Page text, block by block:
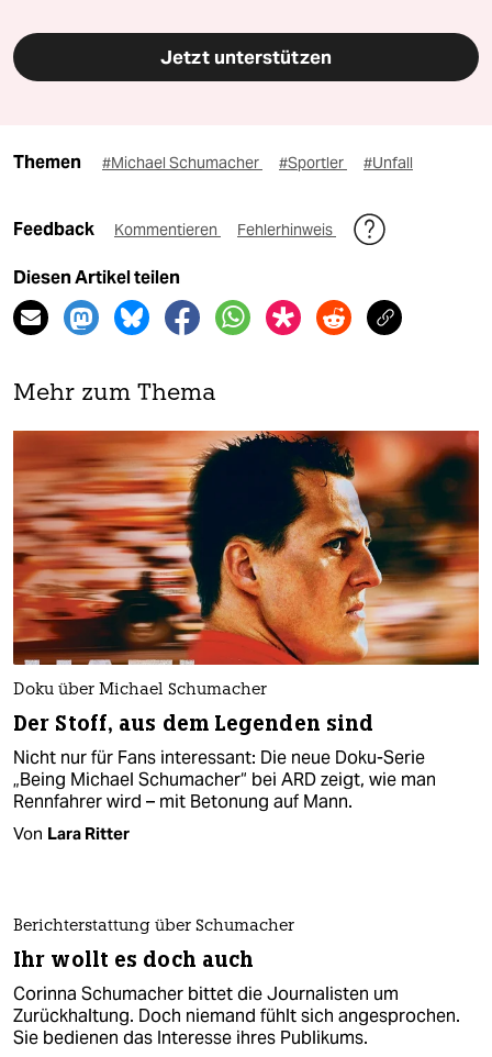
Jetzt unterstützen
Themen #Michael Schumacher #Sportler #Unfall
Feedback Kommentieren Fehlerhinweis
Diesen Artikel teilen
Mehr zum Thema
Doku über Michael Schumacher
Der Stoff, aus dem Legenden sind
Nicht nur für Fans interessant: Die neue Doku-Serie
„Being Michael Schumacher“ bei ARD zeigt, wie man
Rennfahrer wird – mit Betonung auf Mann.
Von Lara Ritter
Berichterstattung über Schumacher
Ihr wollt es doch auch
Corinna Schumacher bittet die Journalisten um
Zurückhaltung. Doch niemand fühlt sich angesprochen.
Sie bedienen das Interesse ihres Publikums.